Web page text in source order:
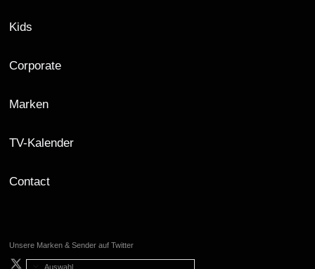
Kids
Corporate
Marken
TV-Kalender
Contact
Unsere Marken & Sender auf Twitter
Auswahl